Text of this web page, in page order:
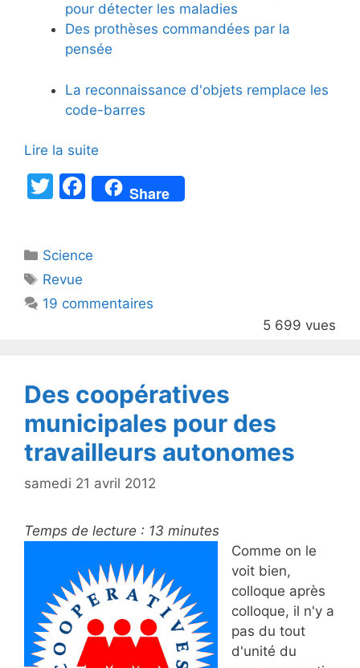
pour détecter les maladies
Des prothèses commandées par la
pensée
La reconnaissance d'objets remplace les
code-barres
Lire la suite
T
er
F
a
e
o
Share
Catégories
Science
Étiquettes
Revue
19 commentaires
5 699 vues
Des coopératives
municipales pour des
travailleurs autonomes
samedi 21 avril 2012
Temps de lecture : 13 minutes
Comme on le
voit bien,
colloque après
colloque, il n'y a
pas du tout
d'unité du